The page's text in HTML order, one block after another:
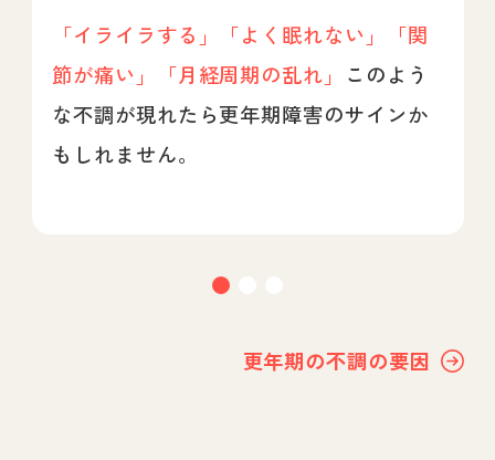
「イライラする」「よく眠れない」「関
節が痛い」「月経周期の乱れ」
このよう
な不調が現れたら更年期障害のサインか
もしれません。
更年期の不調の要因